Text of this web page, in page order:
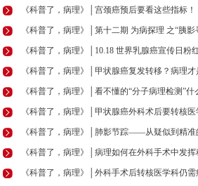
《科普了，病理》│宫颈癌预后要看这些指标！
《科普了，病理》│第十二期 为病探理 之“胰影
《科普了，病理》│看不懂的“分子病理检测”什
《科普了，病理》│甲状腺癌外科术后要转核医
《科普了，病理》│外科手术后转核医学科仍需